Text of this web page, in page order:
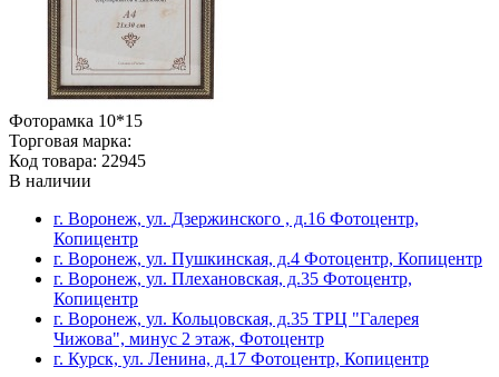
Фоторамка 10*15
Торговая марка:
Код товара: 22945
В наличии
г. Воронеж, ул. Дзержинского , д.16 Фотоцентр,
Копицентр
г. Воронеж, ул. Пушкинская, д.4 Фотоцентр, Копицентр
г. Воронеж, ул. Плехановская, д.35 Фотоцентр,
Копицентр
г. Воронеж, ул. Кольцовская, д.35 ТРЦ "Галерея
Чижова", минус 2 этаж, Фотоцентр
г. Курск, ул. Ленина, д.17 Фотоцентр, Копицентр